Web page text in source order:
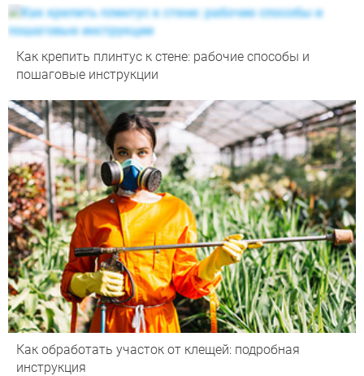
Как крепить плинтус к стене: рабочие способы и
пошаговые инструкции
Как обработать участок от клещей: подробная
инструкция